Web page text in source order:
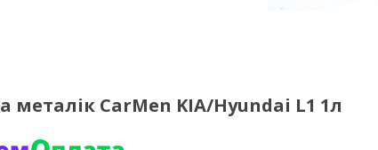
CarMen KIA/Hyundai L1 1л